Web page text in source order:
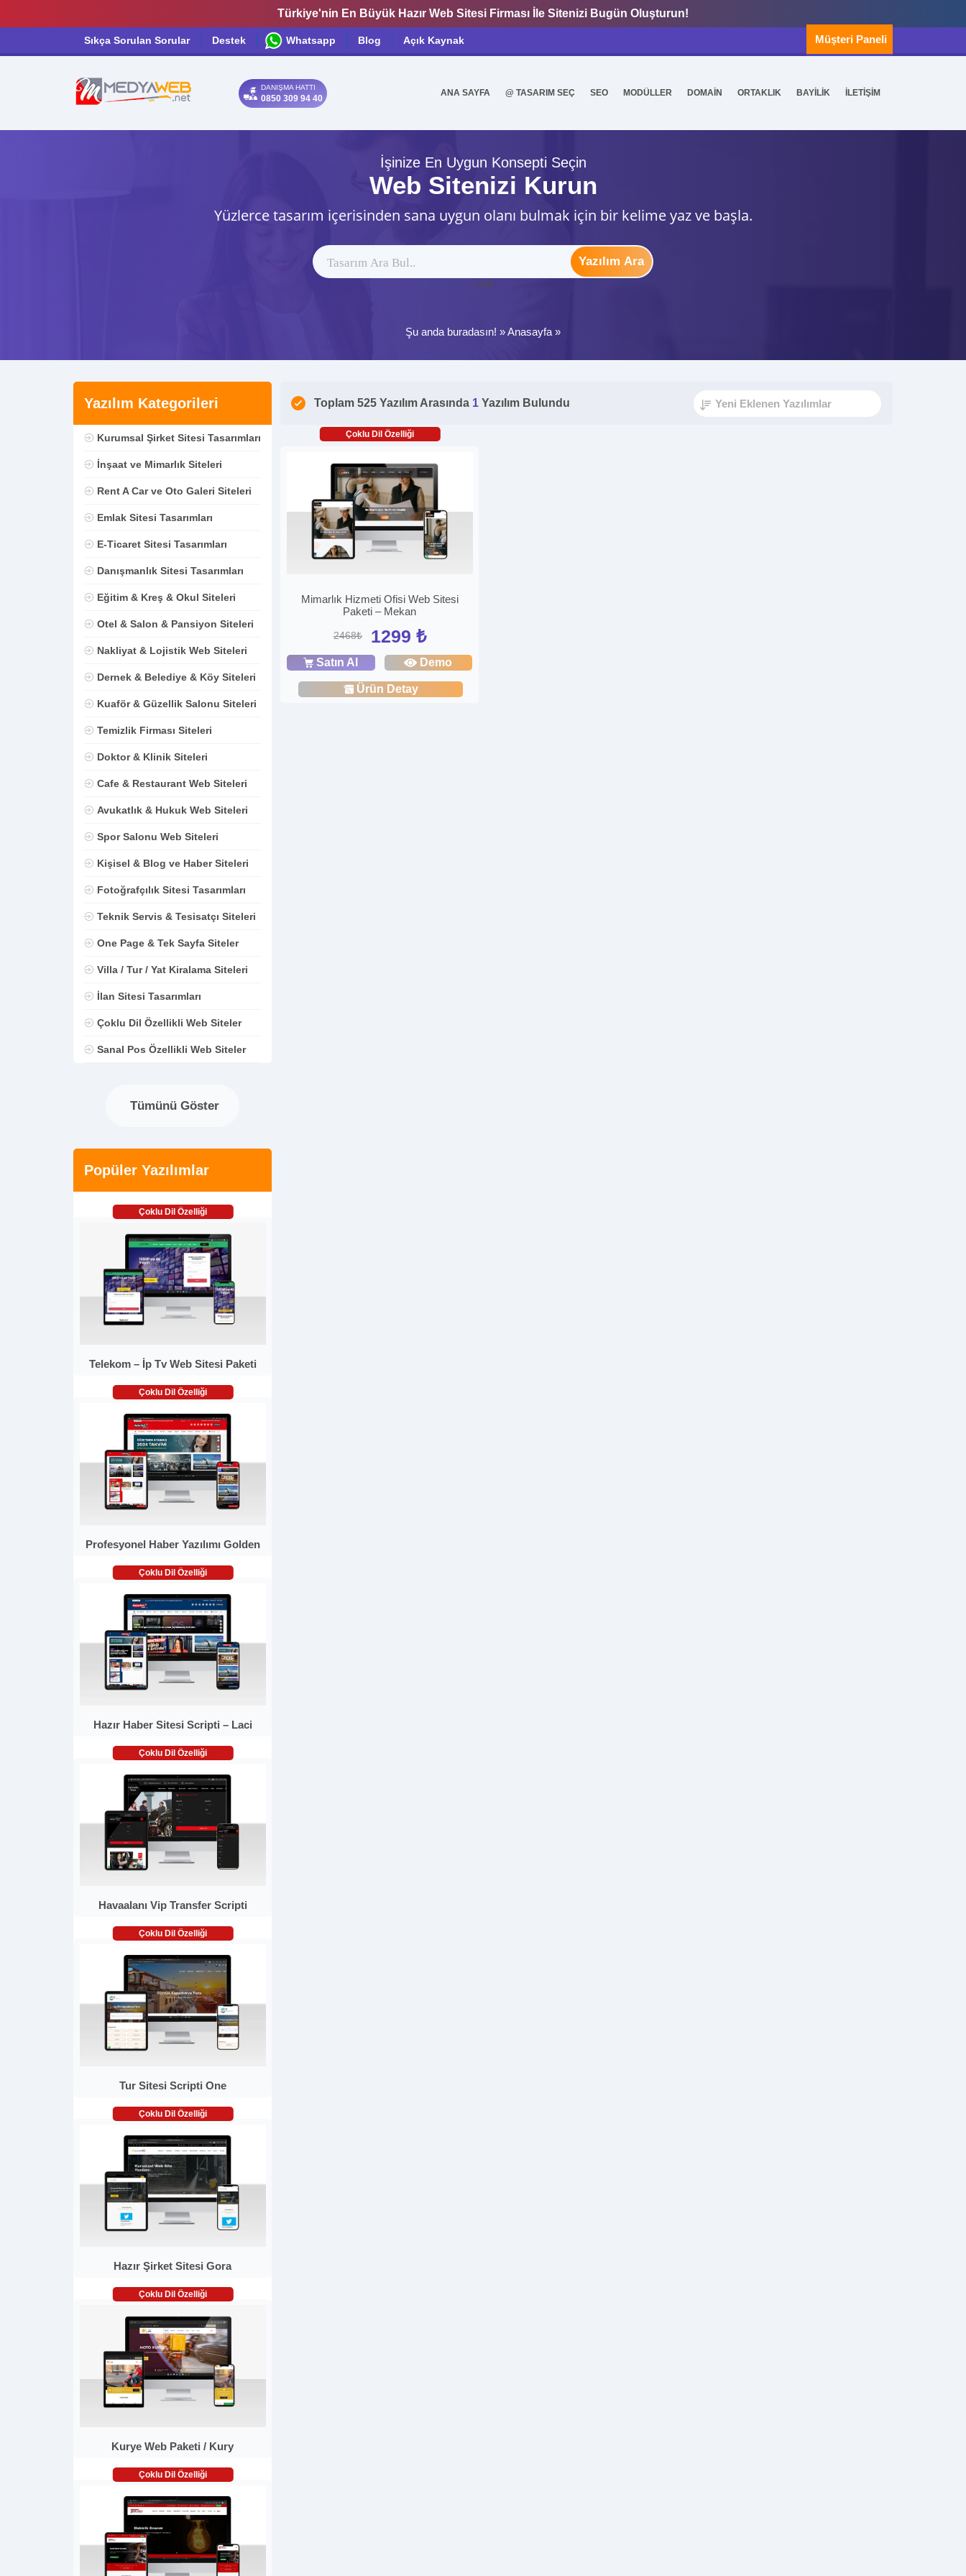
Türkiye'nin En Büyük Hazır Web Sitesi Firması İle Sitenizi Bugün Oluşturun!
Sıkça Sorulan Sorular Destek Whatsapp Blog Açık Kaynak Müşteri Paneli
DANIŞMA HATTI
0850 309 94 40
ANA SAYFA @ TASARIM SEÇ SEO MODÜLLER DOMAİN ORTAKLIK BAYİLİK İLETİŞİM
İşinize En Uygun Konsepti Seçin
Web Sitenizi Kurun
Yüzlerce tasarım içerisinden sana uygun olanı bulmak için bir kelime yaz ve başla.
Yazılım Ara
ytag
Şu anda buradasın! »Anasayfa »
Yazılım Kategorileri
Kurumsal Şirket Sitesi Tasarımları
İnşaat ve Mimarlık Siteleri
Rent A Car ve Oto Galeri Siteleri
Emlak Sitesi Tasarımları
E-Ticaret Sitesi Tasarımları
Danışmanlık Sitesi Tasarımları
Eğitim & Kreş & Okul Siteleri
Otel & Salon & Pansiyon Siteleri
Nakliyat & Lojistik Web Siteleri
Dernek & Belediye & Köy Siteleri
Kuaför & Güzellik Salonu Siteleri
Temizlik Firması Siteleri
Doktor & Klinik Siteleri
Cafe & Restaurant Web Siteleri
Avukatlık & Hukuk Web Siteleri
Spor Salonu Web Siteleri
Kişisel & Blog ve Haber Siteleri
Fotoğrafçılık Sitesi Tasarımları
Teknik Servis & Tesisatçı Siteleri
One Page & Tek Sayfa Siteler
Villa / Tur / Yat Kiralama Siteleri
İlan Sitesi Tasarımları
Çoklu Dil Özellikli Web Siteler
Sanal Pos Özellikli Web Siteler
Tümünü Göster
Popüler Yazılımlar
Çoklu Dil Özelliği
Telekom – İp Tv Web Sitesi Paketi
Çoklu Dil Özelliği
Profesyonel Haber Yazılımı Golden
Çoklu Dil Özelliği
Hazır Haber Sitesi Scripti – Laci
Çoklu Dil Özelliği
Havaalanı Vip Transfer Scripti
Çoklu Dil Özelliği
Tur Sitesi Scripti One
Çoklu Dil Özelliği
Hazır Şirket Sitesi Gora
Çoklu Dil Özelliği
Kurye Web Paketi / Kury
Çoklu Dil Özelliği
Toplam 525 Yazılım Arasında 1 Yazılım Bulundu
Çoklu Dil Özelliği
Mimarlık Hizmeti Ofisi Web Sitesi
Paketi – Mekan
2468₺ 1299 ₺
Satın Al Demo
Ürün Detay